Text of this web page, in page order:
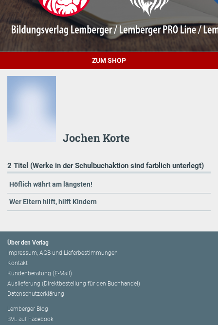
ZUM SHOP
Jochen Korte
2 Titel (Werke in der Schulbuchaktion sind farblich unterlegt)
Höflich währt am längsten!
Wer Eltern hilft, hilft Kindern
Über den Verlag
Impressum, AGB und Lieferbestimmungen
Kontakt
Kundenberatung (E-Mail)
Auslieferung (Direktbestellung für den Buchhandel)
Datenschutzerklärung
Lemberger Blog
BVL auf Facebook